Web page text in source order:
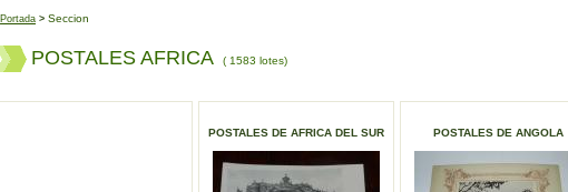
Portada > Seccion
POSTALES AFRICA ( 1583 lotes)
POSTALES DE AFRICA DEL SUR POSTALES DE ANGOLA